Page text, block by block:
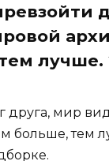
лучше.
друга, мир
больше, тем